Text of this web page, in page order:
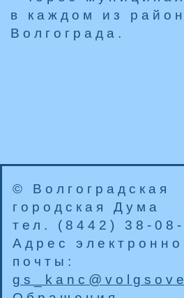
в каждом из
Волгограда.
© Волгоградская
городская Дума
тел. (8442) 38-
Адрес
почты: